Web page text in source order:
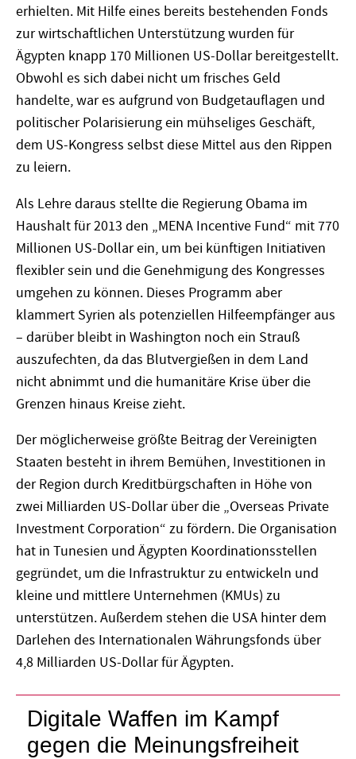
erhielten. Mit Hilfe eines bereits bestehenden Fonds
zur wirtschaftlichen Unterstützung wurden für
Ägypten knapp 170 Millionen US-Dollar bereitgestellt.
Obwohl es sich dabei nicht um frisches Geld
handelte, war es aufgrund von Budgetauflagen und
politischer Polarisierung ein mühseliges Geschäft,
dem US-Kongress selbst diese Mittel aus den Rippen
zu leiern.
Als Lehre daraus stellte die Regierung Obama im
Haushalt für 2013 den „MENA Incentive Fund“ mit 770
Millionen US-Dollar ein, um bei künftigen Initiativen
flexibler sein und die Genehmigung des Kongresses
umgehen zu können. Dieses Programm aber
klammert Syrien als potenziellen Hilfeempfänger aus
– darüber bleibt in Washington noch ein Strauß
auszufechten, da das Blutvergießen in dem Land
nicht abnimmt und die humanitäre Krise über die
Grenzen hinaus Kreise zieht.
Der möglicherweise größte Beitrag der Vereinigten
Staaten besteht in ihrem Bemühen, Investitionen in
der Region durch Kreditbürgschaften in Höhe von
zwei Milliarden US-Dollar über die „Overseas Private
Investment Corporation“ zu fördern. Die Organisation
hat in Tunesien und Ägypten Koordinationsstellen
gegründet, um die Infrastruktur zu entwickeln und
kleine und mittlere Unternehmen (KMUs) zu
unterstützen. Außerdem stehen die USA hinter dem
Darlehen des Internationalen Währungsfonds über
4,8 Milliarden US-Dollar für Ägypten.
Digitale Waffen im Kampf
gegen die Meinungsfreiheit